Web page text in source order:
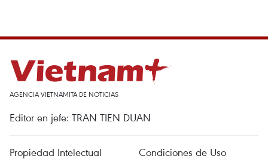
AGENCIA VIETNAMITA DE NOTICIAS
Editor en jefe: TRAN TIEN DUAN
Propiedad Intelectual
Condiciones de Uso